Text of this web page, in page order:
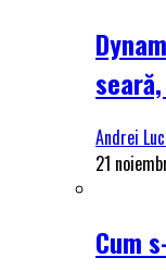
Andrei
21
Cum